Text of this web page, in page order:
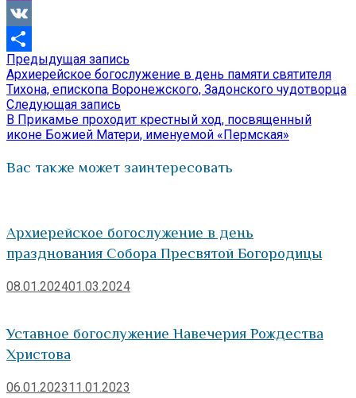
Viber
VK
Отправить
Навигация
по
записям
Предыдущая запись
запись:
Архиерейское богослужение в день памяти святителя
Тихона, епископа Воронежского, Задонского чудотворца
Следующая запись
запись:
В Прикамье проходит крестный ход, посвященный
иконе Божией Матери, именуемой «Пермская»
Вас также может заинтересовать
Архиерейское богослужение в день
празднования Собора Пресвятой Богородицы
08.01.202401.03.2024
Уставное богослужение Навечерия Рождества
Христова
06.01.202311.01.2023